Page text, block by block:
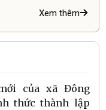
Xem thêm
của xã Đông
thức thành lập